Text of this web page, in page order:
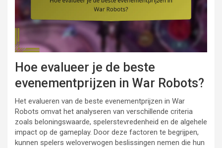
Hoe evalueer je de beste
evenementprijzen in War Robots?
Het evalueren van de beste evenementprijzen in War
Robots omvat het analyseren van verschillende criteria
zoals beloningswaarde, spelerstevredenheid en de algehele
impact op de gameplay. Door deze factoren te begrijpen,
kunnen spelers weloverwogen beslissingen nemen die hun